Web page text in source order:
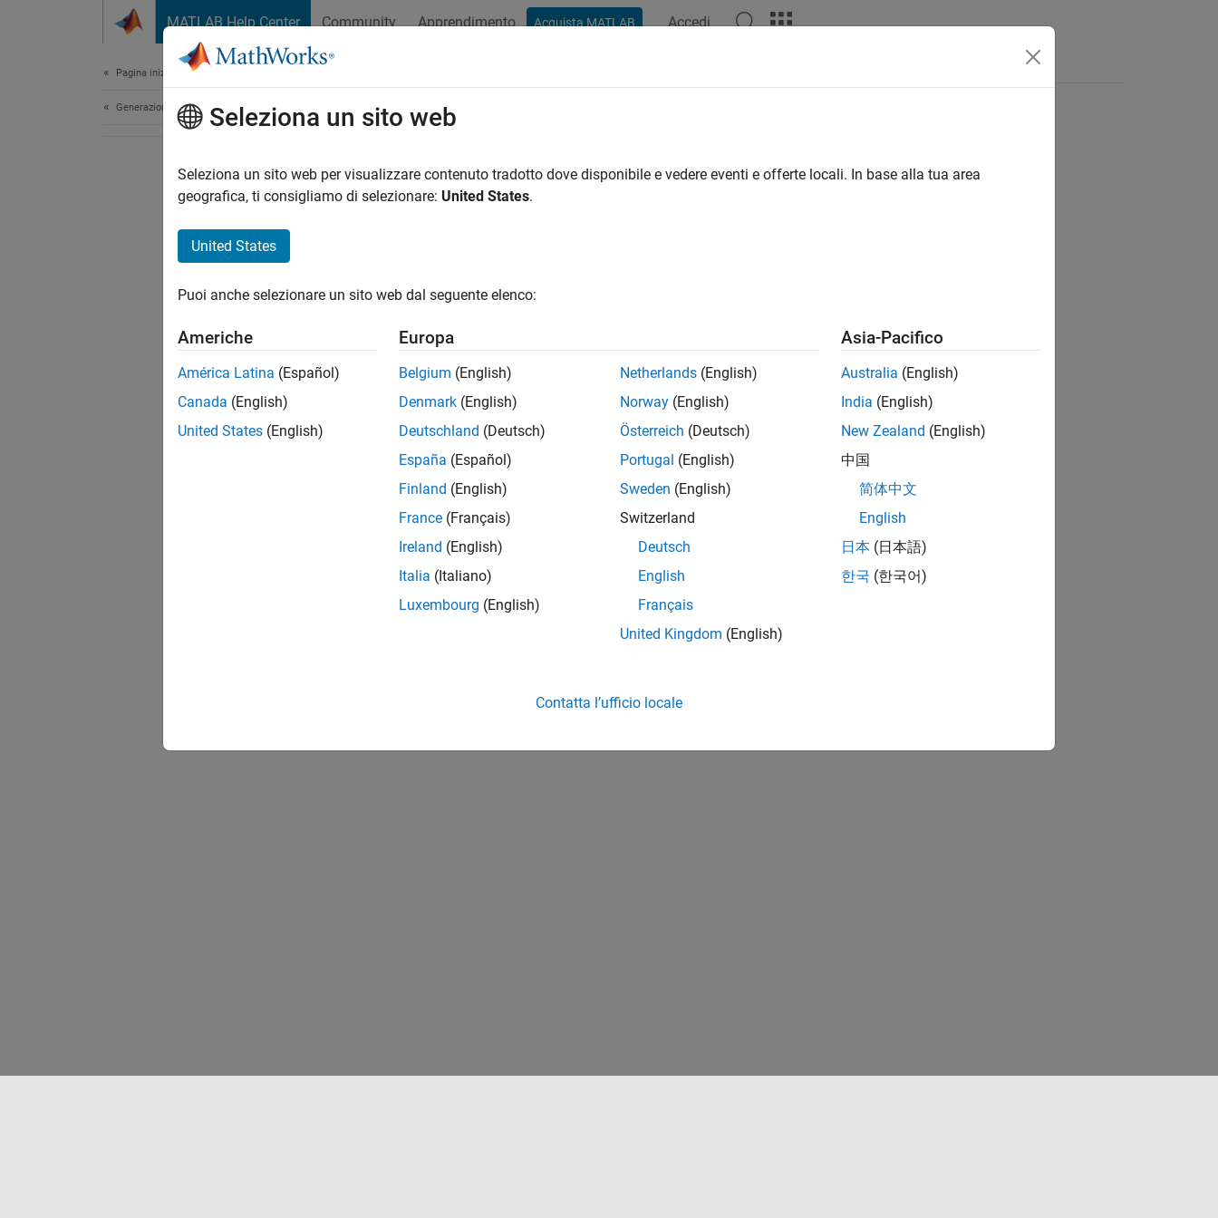
MATLAB Help Center Community Apprendimento Acquista MATLAB Accedi
Pagina iniziale della documentazione
Generazione di codiceSeleziona un sito web
Seleziona un sito web per visualizzare contenuto tradotto dove disponibile e vedere eventi e offerte locali. In base alla tua area
geografica, ti consigliamo di selezionare: United States.
United States
Puoi anche selezionare un sito web dal seguente elenco:
Americhe
América Latina (Español)
Canada (English)
United States (English)
Europa
Belgium (English)
Denmark (English)
Deutschland (Deutsch)
España (Español)
Finland (English)
France (Français)
Ireland (English)
Italia (Italiano)
Luxembourg (English)
Netherlands (English)
Norway (English)
Österreich (Deutsch)
Portugal (English)
Sweden (English)
Switzerland
Deutsch
English
Français
United Kingdom (English)
Asia-Pacifico
Australia (English)
India (English)
New Zealand (English)
中国
简体中文
English
日本 (日本語)
한국 (한국어)
Contatta l’ufficio locale